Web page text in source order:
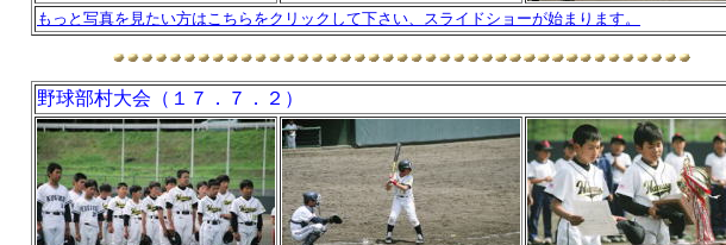
もっと写真を見たい方はこちらをクリックして下さい、スライドショーが始まります。
野球部村大会（１７．７．２）